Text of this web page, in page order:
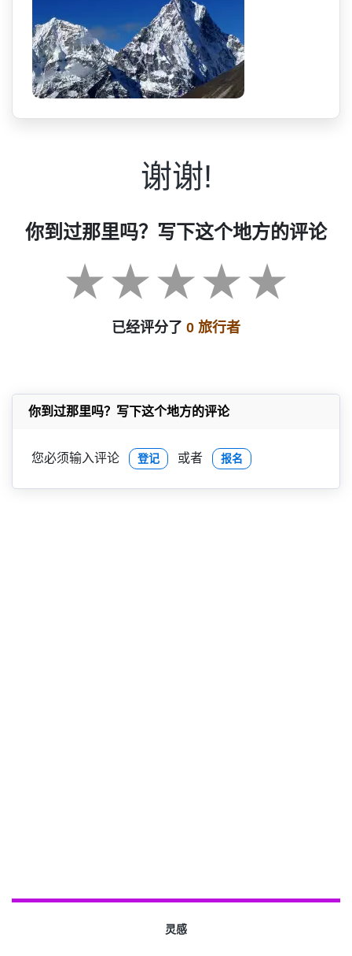
谢谢!
你到过那里吗？写下这个地方的评论
已经评分了 0 旅行者
你到过那里吗？写下这个地方的评论
您必须输入评论 登记 或者 报名
灵感